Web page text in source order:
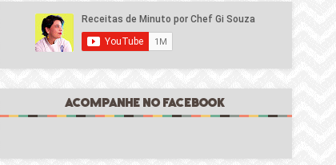
ACOMPANHE NO FACEBOOK